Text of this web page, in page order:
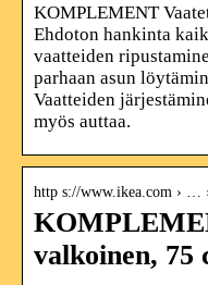
KOMPLEMENT
Ehdoton hankinta
vaatteiden
parhaan asun
Vaatteiden
myös auttaa.
http s://www.ikea.com › …
valkoinen, 75